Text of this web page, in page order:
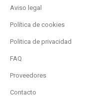
Aviso legal
Política de cookies
Politica de privacidad
FAQ
Proveedores
Contacto